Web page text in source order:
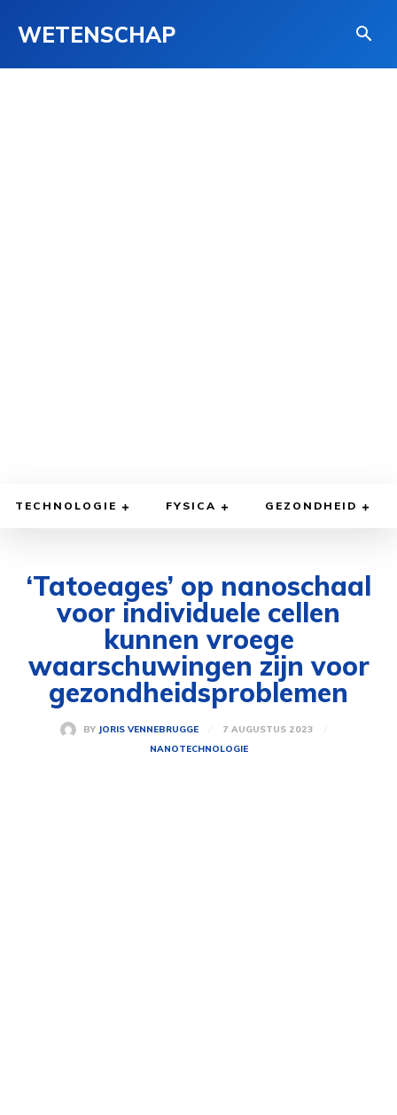
WETENSCHAP
TECHNOLOGIE FYSICA GEZONDHEID
‘Tatoeages’ op nanoschaal
voor individuele cellen
kunnen vroege
waarschuwingen zijn voor
gezondheidsproblemen
BY JORIS VENNEBRUGGE
7 AUGUSTUS 2023
NANOTECHNOLOGIE